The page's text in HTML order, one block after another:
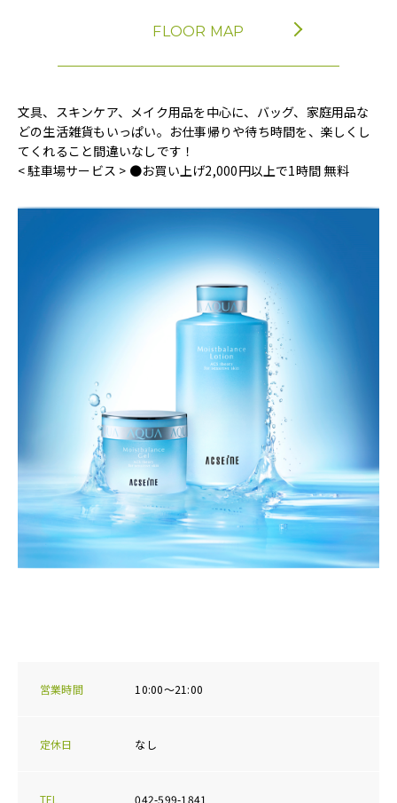
FLOOR MAP
文具、スキンケア、メイク用品を中心に、バッグ、家庭用品な
どの生活雑貨もいっぱい。お仕事帰りや待ち時間を、楽しくし
てくれること間違いなしです！
< 駐車場サービス > ●お買い上げ2,000円以上で1時間 無料
営業時間 10:00～21:00
定休日 なし
TEL 042-599-1841